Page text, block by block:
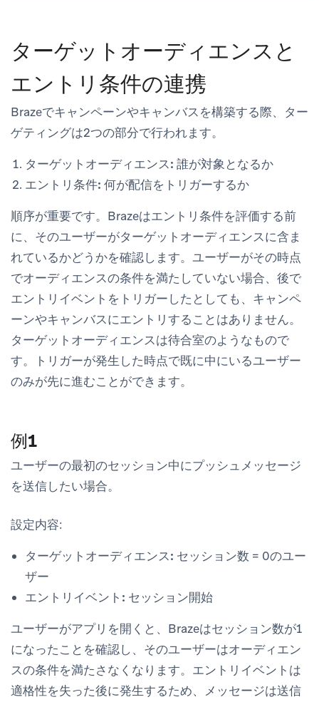
ターゲットオーディエンスと
エントリ条件の連携
Brazeでキャンペーンやキャンバスを構築する際、ター
ゲティングは2つの部分で行われます。
ターゲットオーディエンス: 誰が対象となるか
エントリ条件: 何が配信をトリガーするか
順序が重要です。Brazeはエントリ条件を評価する前
に、そのユーザーがターゲットオーディエンスに含ま
れているかどうかを確認します。ユーザーがその時点
でオーディエンスの条件を満たしていない場合、後で
エントリイベントをトリガーしたとしても、キャンペ
ーンやキャンバスにエントリすることはありません。
ターゲットオーディエンスは待合室のようなもので
す。トリガーが発生した時点で既に中にいるユーザー
のみが先に進むことができます。
例1
ユーザーの最初のセッション中にプッシュメッセージ
を送信したい場合。
設定内容:
ターゲットオーディエンス: セッション数 = 0のユー
ザー
エントリイベント: セッション開始
ユーザーがアプリを開くと、Brazeはセッション数が1
になったことを確認し、そのユーザーはオーディエン
スの条件を満たさなくなります。エントリイベントは
適格性を失った後に発生するため、メッセージは送信